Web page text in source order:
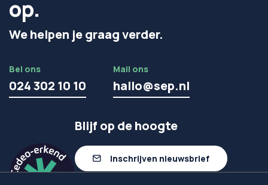
op.
We helpen je graag verder.
Bel ons
024 302 10 10
Mail ons
hallo@sep.nl
Blijf op de hoogte
Inschrijven nieuwsbrief